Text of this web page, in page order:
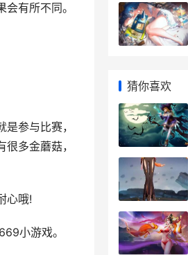
有所不同。
参与比赛，
多金蘑菇，
心哦!
小游戏。
猜你喜欢